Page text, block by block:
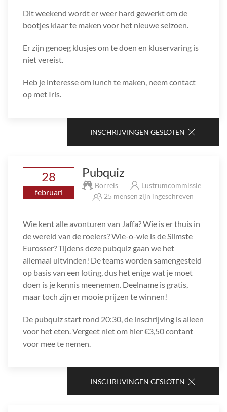
Dit weekend wordt er weer hard gewerkt om de
bootjes klaar te maken voor het nieuwe seizoen.
Er zijn genoeg klusjes om te doen en kluservaring is
niet vereist.
Heb je interesse om lunch te maken, neem contact
op met Iris.
INSCHRIJVINGEN GESLOTEN
28
februari
Pubquiz
Borrels
Lustrumcommissie
25 mensen zijn ingeschreven
Wie kent alle avonturen van Jaffa? Wie is er thuis in
de wereld van de roeiers? Wie-o-wie is de Slimste
Eurosser? Tijdens deze pubquiz gaan we het
allemaal uitvinden! De teams worden samengesteld
op basis van een loting, dus het enige wat je moet
doen is je kennis meenemen. Deelname is gratis,
maar toch zijn er mooie prijzen te winnen!
De pubquiz start rond 20:30, de inschrijving is alleen
voor het eten. Vergeet niet om hier €3,50 contant
voor mee te nemen.
INSCHRIJVINGEN GESLOTEN